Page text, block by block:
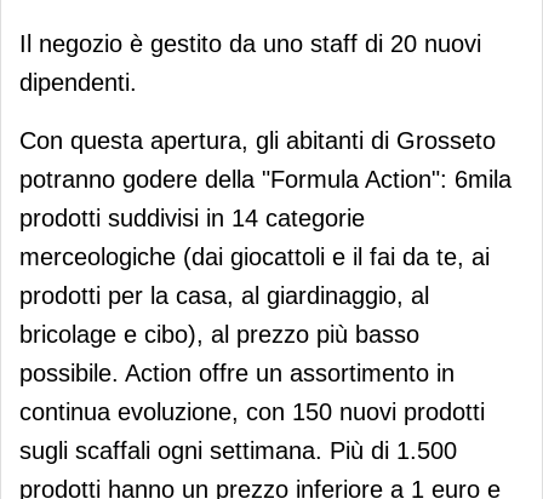
Il negozio è gestito da uno staff di 20 nuovi
dipendenti.
Con questa apertura, gli abitanti di Grosseto
potranno godere della "Formula Action": 6mila
prodotti suddivisi in 14 categorie
merceologiche (dai giocattoli e il fai da te, ai
prodotti per la casa, al giardinaggio, al
bricolage e cibo), al prezzo più basso
possibile. Action offre un assortimento in
continua evoluzione, con 150 nuovi prodotti
sugli scaffali ogni settimana. Più di 1.500
prodotti hanno un prezzo inferiore a 1 euro e